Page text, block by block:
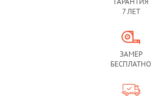
7 ЛЕТ
ЗАМЕР
БЕСПЛАТНО